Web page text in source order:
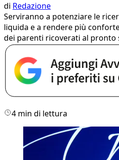
di Redazione
Serviranno a potenziare le
liquida e a rendere più
dei parenti ricoverati al pronto
4 min di lettura